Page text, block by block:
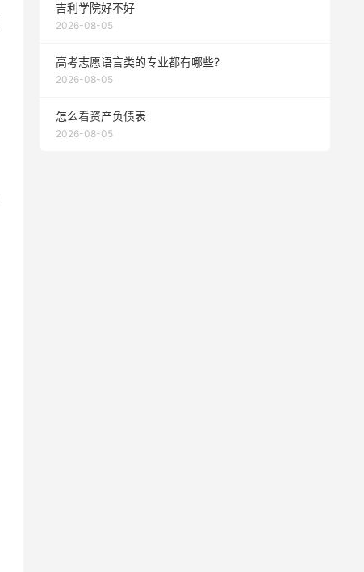
吉利学院好不好
2026-08-05
高考志愿语言类的专业都有哪些?
2026-08-05
怎么看资产负债表
2026-08-05